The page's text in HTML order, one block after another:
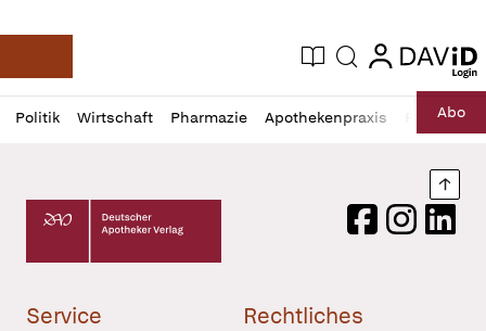
Deutsche Apotheker Zeitung
Aktuelle Ausgabe
Suche login
login
Politik Wirtschaft Pharmazie Apothekenpraxis RechtAbo
Profil
öffnen
Daz
Pur
Deutscher Apotheker Verlag Logo
FacebookInstagram
Service Rechtliches